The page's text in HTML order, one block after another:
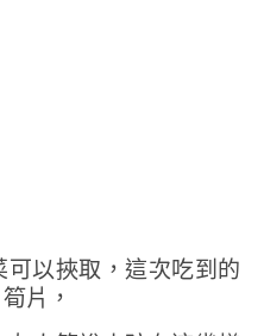
以挾取，這次吃到的
片，